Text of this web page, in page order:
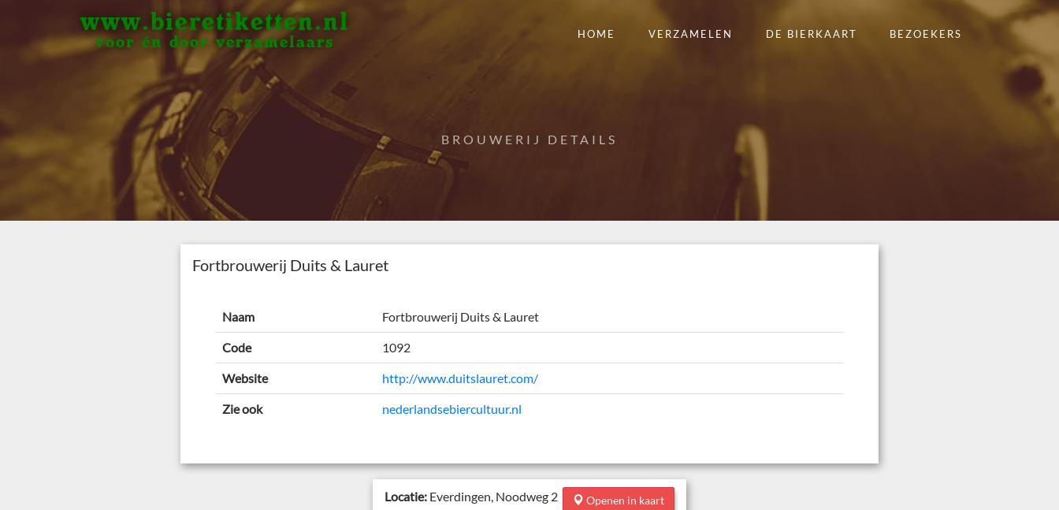
www.bieretiketten.nl
voor én door verzamelaars
HOME VERZAMELEN DE BIERKAART BEZOEKERS
BROUWERIJ DETAILS
Fortbrouwerij Duits & Lauret
Naam Fortbrouwerij Duits & Lauret
Code 1092
Website http://www.duitslauret.com/
Zie ook nederlandsebiercultuur.nl
Locatie: Everdingen, Noodweg 2 Openen in kaart